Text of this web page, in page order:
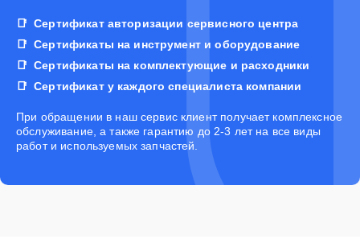
Сертификат авторизации сервисного центра
Сертификаты на инструмент и оборудование
Сертификаты на комплектующие и расходники
Сертификат у каждого специалиста компании
При обращении в наш сервис клиент получает комплексное
обслуживание, а также гарантию до 2-3 лет на все виды
работ и используемых запчастей.